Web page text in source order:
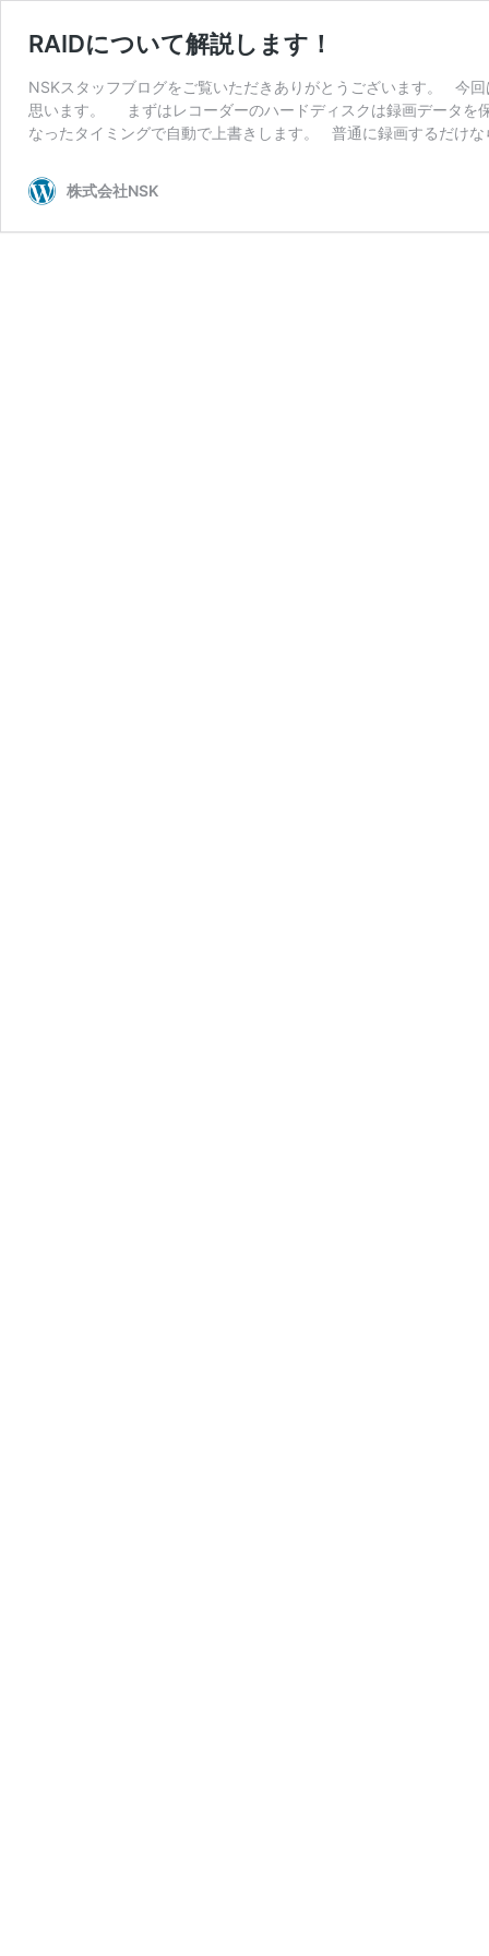
RAIDについて解説します！
NSKスタッフブログをご覧いただきありがとうございます。 今
思います。 まずはレコーダーのハードディスクは録画データを
なったタイミングで自動で上書きします。 普通に録画するだけ
株式会社NSK